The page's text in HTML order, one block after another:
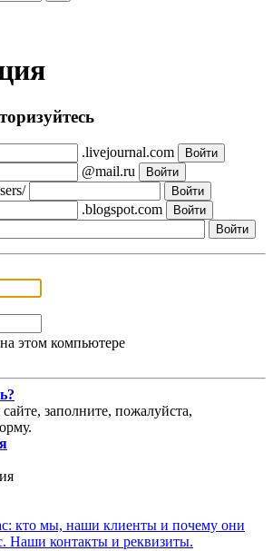
.livejournal.com
@mail.ru
.blogspot.com
этом компьютере
заполните, пожалуйста,
кто мы, наши клиенты и почему они
Наши контакты и реквизиты.